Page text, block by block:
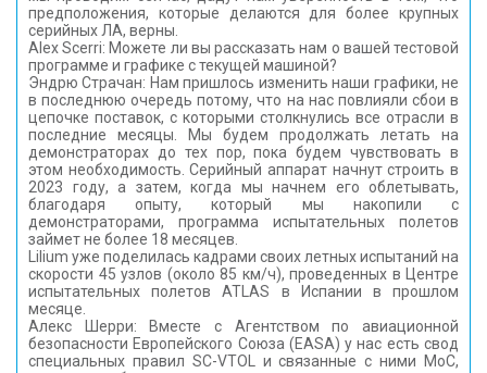
предположения, которые делаются для более крупных
серийных ЛА, верны.
Alex Scerri: Можете ли вы рассказать нам о вашей тестовой
программе и графике с текущей машиной?
Эндрю Страчан: Нам пришлось изменить наши графики, не
в последнюю очередь потому, что на нас повлияли сбои в
цепочке поставок, с которыми столкнулись все отрасли в
последние месяцы. Мы будем продолжать летать на
демонстраторах до тех пор, пока будем чувствовать в
этом необходимость. Серийный аппарат начнут строить в
2023 году, а затем, когда мы начнем его облетывать,
благодаря опыту, который мы накопили с
демонстраторами, программа испытательных полетов
займет не более 18 месяцев.
Lilium уже поделилась кадрами своих летных испытаний на
скорости 45 узлов (около 85 км/ч), проведенных в Центре
испытательных полетов ATLAS в Испании в прошлом
месяце.
Алекс Шерри: Вместе с Агентством по авиационной
безопасности Европейского Союза (EASA) у нас есть свод
специальных правил SC-VTOL и связанные с ними MoC,